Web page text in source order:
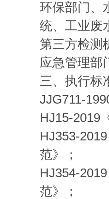
环保部门、
统、工业废
第三方检测
应急管理部
三、执行标
JJG711-
HJ15-2019
HJ353-
范》；
HJ354-
范》；